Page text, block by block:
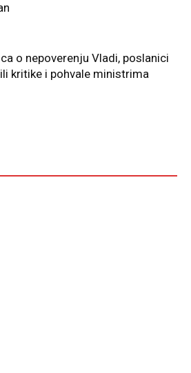
o nepoverenju Vladi, poslanici
kritike i pohvale ministrima